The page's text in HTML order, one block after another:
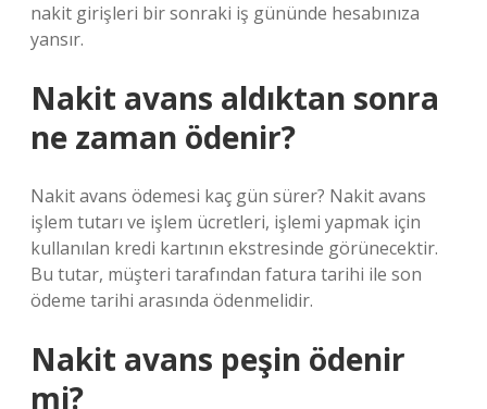
nakit girişleri bir sonraki iş gününde hesabınıza
yansır.
Nakit avans aldıktan sonra
ne zaman ödenir?
Nakit avans ödemesi kaç gün sürer? Nakit avans
işlem tutarı ve işlem ücretleri, işlemi yapmak için
kullanılan kredi kartının ekstresinde görünecektir.
Bu tutar, müşteri tarafından fatura tarihi ile son
ödeme tarihi arasında ödenmelidir.
Nakit avans peşin ödenir
mi?